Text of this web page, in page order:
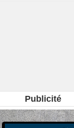
Publicité